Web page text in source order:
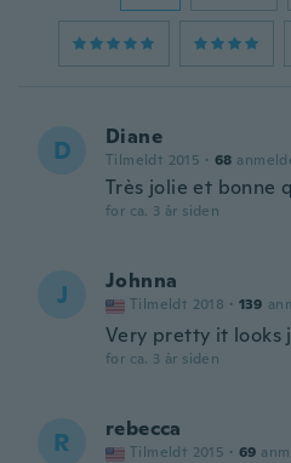
D Diane
Tilmeldt 2015 · 68
Très jolie et bonne
for ca. 3 år siden
J Johnna
Tilmeldt 2018 · 139
Very pretty it looks
for ca. 3 år siden
R rebecca
Tilmeldt 2015 · 69